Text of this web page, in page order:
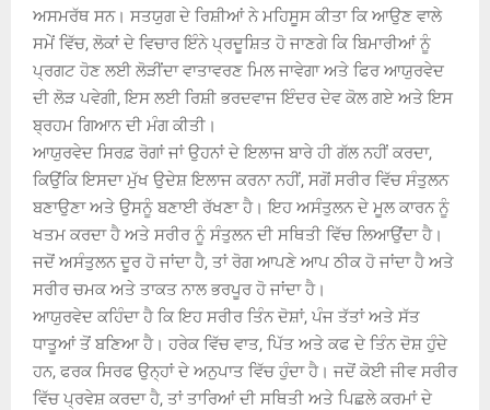
ਅਸਮਰੱਥ ਸਨ। ਸਤਯੁਗ ਦੇ ਰਿਸ਼ੀਆਂ ਨੇ ਮਹਿਸੂਸ ਕੀਤਾ ਕਿ ਆਉਣ ਵਾਲੇ
ਸਮੇਂ ਵਿੱਚ, ਲੋਕਾਂ ਦੇ ਵਿਚਾਰ ਇੰਨੇ ਪ੍ਰਦੂਸ਼ਿਤ ਹੋ ਜਾਣਗੇ ਕਿ ਬਿਮਾਰੀਆਂ ਨੂੰ
ਪ੍ਰਗਟ ਹੋਣ ਲਈ ਲੋੜੀਂਦਾ ਵਾਤਾਵਰਣ ਮਿਲ ਜਾਵੇਗਾ ਅਤੇ ਫਿਰ ਆਯੁਰਵੇਦ
ਦੀ ਲੋੜ ਪਵੇਗੀ, ਇਸ ਲਈ ਰਿਸ਼ੀ ਭਰਦਵਾਜ ਇੰਦਰ ਦੇਵ ਕੋਲ ਗਏ ਅਤੇ ਇਸ
ਬ੍ਰਹਮ ਗਿਆਨ ਦੀ ਮੰਗ ਕੀਤੀ।
ਆਯੁਰਵੇਦ ਸਿਰਫ਼ ਰੋਗਾਂ ਜਾਂ ਉਹਨਾਂ ਦੇ ਇਲਾਜ ਬਾਰੇ ਹੀ ਗੱਲ ਨਹੀਂ ਕਰਦਾ,
ਕਿਉਂਕਿ ਇਸਦਾ ਮੁੱਖ ਉਦੇਸ਼ ਇਲਾਜ ਕਰਨਾ ਨਹੀਂ, ਸਗੋਂ ਸਰੀਰ ਵਿੱਚ ਸੰਤੁਲਨ
ਬਣਾਉਣਾ ਅਤੇ ਉਸਨੂੰ ਬਣਾਈ ਰੱਖਣਾ ਹੈ। ਇਹ ਅਸੰਤੁਲਨ ਦੇ ਮੂਲ ਕਾਰਨ ਨੂੰ
ਖਤਮ ਕਰਦਾ ਹੈ ਅਤੇ ਸਰੀਰ ਨੂੰ ਸੰਤੁਲਨ ਦੀ ਸਥਿਤੀ ਵਿੱਚ ਲਿਆਉਂਦਾ ਹੈ।
ਜਦੋਂ ਅਸੰਤੁਲਨ ਦੂਰ ਹੋ ਜਾਂਦਾ ਹੈ, ਤਾਂ ਰੋਗ ਆਪਣੇ ਆਪ ਠੀਕ ਹੋ ਜਾਂਦਾ ਹੈ ਅਤੇ
ਸਰੀਰ ਚਮਕ ਅਤੇ ਤਾਕਤ ਨਾਲ ਭਰਪੂਰ ਹੋ ਜਾਂਦਾ ਹੈ।
ਆਯੁਰਵੇਦ ਕਹਿੰਦਾ ਹੈ ਕਿ ਇਹ ਸਰੀਰ ਤਿੰਨ ਦੋਸ਼ਾਂ, ਪੰਜ ਤੱਤਾਂ ਅਤੇ ਸੱਤ
ਧਾਤੂਆਂ ਤੋਂ ਬਣਿਆ ਹੈ। ਹਰੇਕ ਵਿੱਚ ਵਾਤ, ਪਿੱਤ ਅਤੇ ਕਫ ਦੇ ਤਿੰਨ ਦੋਸ਼ ਹੁੰਦੇ
ਹਨ, ਫਰਕ ਸਿਰਫ ਉਨ੍ਹਾਂ ਦੇ ਅਨੁਪਾਤ ਵਿੱਚ ਹੁੰਦਾ ਹੈ। ਜਦੋਂ ਕੋਈ ਜੀਵ ਸਰੀਰ
ਵਿੱਚ ਪ੍ਰਵੇਸ਼ ਕਰਦਾ ਹੈ, ਤਾਂ ਤਾਰਿਆਂ ਦੀ ਸਥਿਤੀ ਅਤੇ ਪਿਛਲੇ ਕਰਮਾਂ ਦੇ